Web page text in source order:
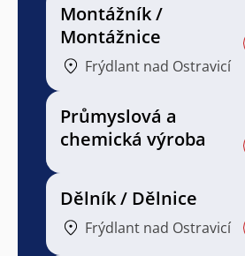
Montážník /
Montážnice
Frýdlant nad Ostravicí
Průmyslová a
chemická výroba
Dělník / Dělnice
Frýdlant nad Ostravicí